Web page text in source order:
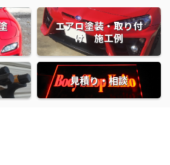
エアロ塗装・取り付
け 施工例
見積り・相談